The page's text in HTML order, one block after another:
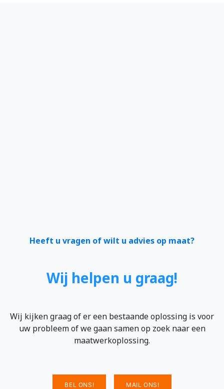
Heeft u vragen of wilt u advies op maat?
Wij helpen u graag!
Wij kijken graag of er een bestaande oplossing is voor
uw probleem of we gaan samen op zoek naar een
maatwerkoplossing.
BEL ONS! MAIL ONS!